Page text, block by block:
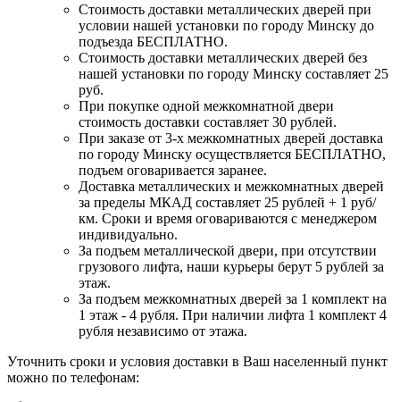
Стоимость доставки металлических дверей при
условии нашей установки по городу Минску до
подъезда БЕСПЛАТНО.
Стоимость доставки металлических дверей без
нашей установки по городу Минску составляет 25
руб.
При покупке одной межкомнатной двери
стоимость доставки составляет 30 рублей.
При заказе от 3-х межкомнатных дверей доставка
по городу Минску осуществляется БЕСПЛАТНО,
подъем оговаривается заранее.
Доставка металлических и межкомнатных дверей
за пределы МКАД составляет 25 рублей + 1 руб/
км. Сроки и время оговариваются с менеджером
индивидуально.
За подъем металлической двери, при отсутствии
грузового лифта, наши курьеры берут 5 рублей за
этаж.
За подъем межкомнатных дверей за 1 комплект на
1 этаж - 4 рубля. При наличии лифта 1 комплект 4
рубля независимо от этажа.
Уточнить сроки и условия доставки в Ваш населенный пункт
можно по телефонам: